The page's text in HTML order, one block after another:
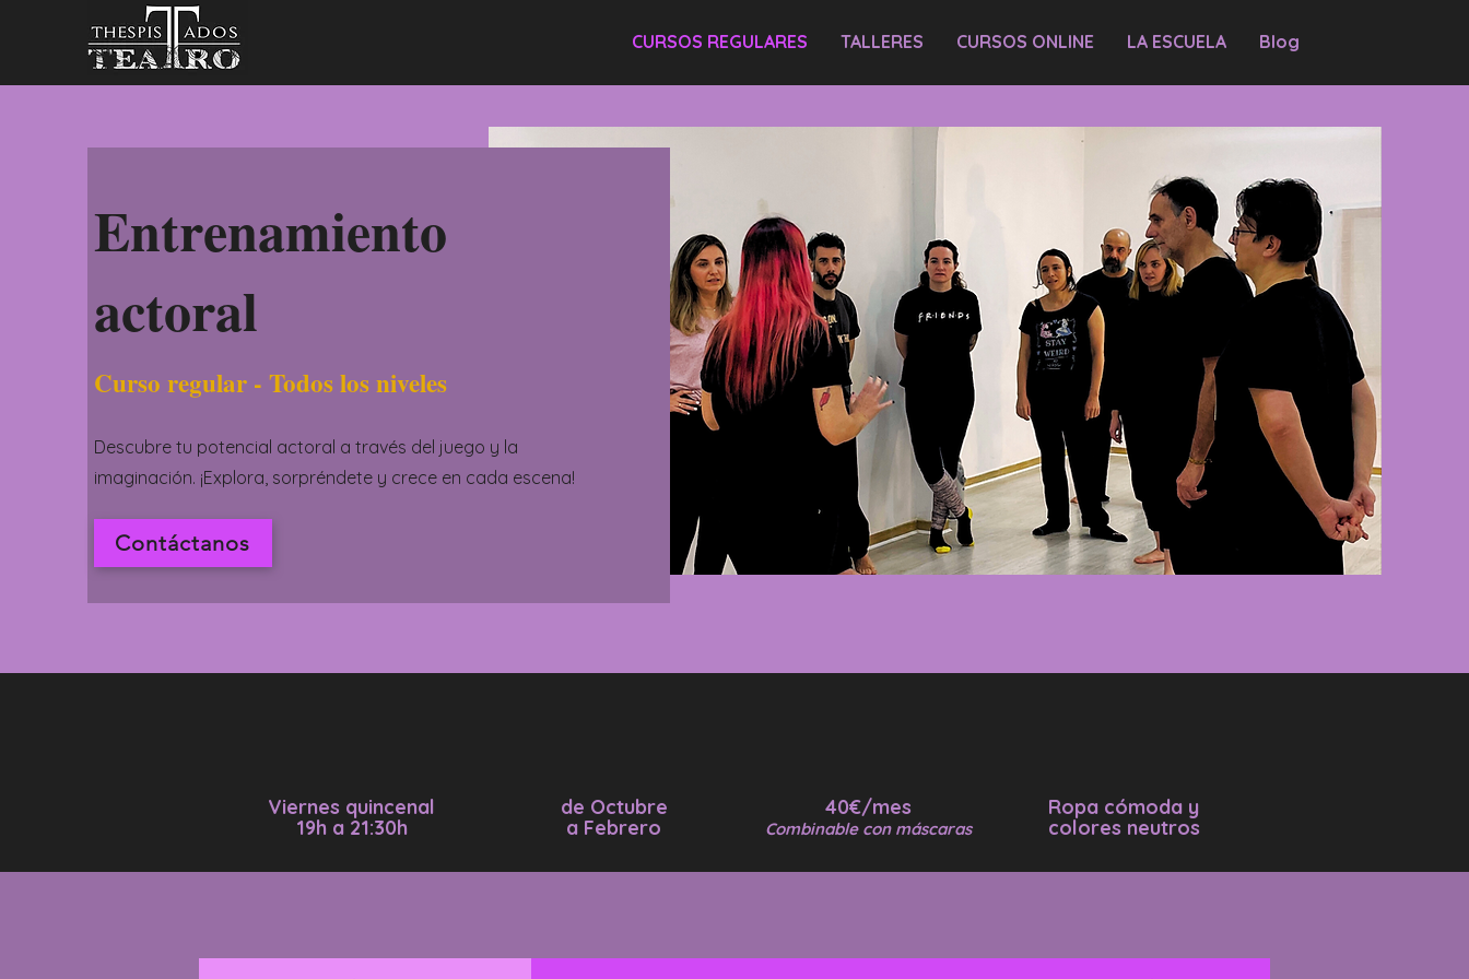
CURSOS REGULARES TALLERES CURSOS ONLINE LA ESCUELA Blog
Entrenamiento
actoral
Curso regular - Todos los niveles
Descubre tu potencial actoral a través del juego y la
imaginación. ¡Explora, sorpréndete y crece en cada escena!
Contáctanos
Viernes quincenal
19h a 21:30h
de Octubre
a Febrero
40€/mes
Combinable con máscaras
Ropa cómoda y
colores neutros